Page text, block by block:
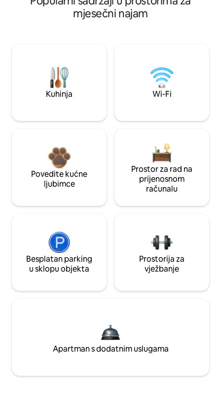
mjesečni najam
Kuhinja Wi-Fi
Povedite kućne
ljubimce
Prostor za rad na
prijenosnom
računalu
Besplatan parking
u sklopu objekta
Prostorija za
vježbanje
Apartman s dodatnim uslugama